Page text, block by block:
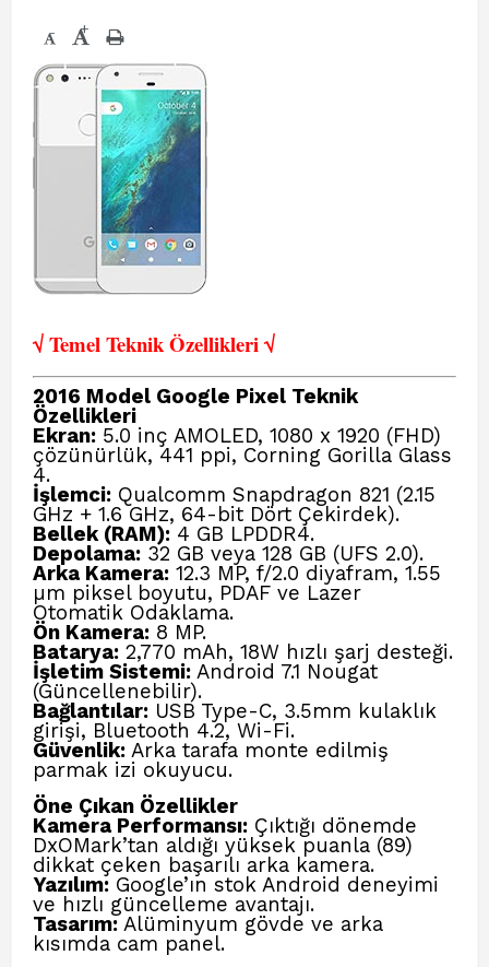
- +
√ Temel Teknik Özellikleri √
2016 Model Google Pixel Teknik
Özellikleri
Ekran: 5.0 inç AMOLED, 1080 x 1920 (FHD)
çözünürlük, 441 ppi, Corning Gorilla Glass
4.
İşlemci: Qualcomm Snapdragon 821 (2.15
GHz + 1.6 GHz, 64-bit Dört Çekirdek).
Bellek (RAM): 4 GB LPDDR4.
Depolama: 32 GB veya 128 GB (UFS 2.0).
Arka Kamera: 12.3 MP, f/2.0 diyafram, 1.55
µm piksel boyutu, PDAF ve Lazer
Otomatik Odaklama.
Ön Kamera: 8 MP.
Batarya: 2,770 mAh, 18W hızlı şarj desteği.
İşletim Sistemi: Android 7.1 Nougat
(Güncellenebilir).
Bağlantılar: USB Type-C, 3.5mm kulaklık
girişi, Bluetooth 4.2, Wi-Fi.
Güvenlik: Arka tarafa monte edilmiş
parmak izi okuyucu.
Öne Çıkan Özellikler
Kamera Performansı: Çıktığı dönemde
DxOMark’tan aldığı yüksek puanla (89)
dikkat çeken başarılı arka kamera.
Yazılım: Google’ın stok Android deneyimi
ve hızlı güncelleme avantajı.
Tasarım: Alüminyum gövde ve arka
kısımda cam panel.